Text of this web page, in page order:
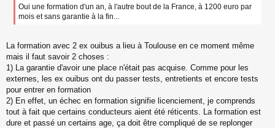
Oui une formation d'un an, à l'autre bout de la France, à 1200 euro par
mois et sans garantie à la fin...
La formation avec 2 ex ouibus a lieu à Toulouse en ce moment même
mais il faut savoir 2 choses :
1) La garantie d'avoir une place n'était pas acquise. Comme pour les
externes, les ex ouibus ont du passer tests, entretients et encore tests
pour entrer en formation
2) En effet, un échec en formation signifie licenciement, je comprends
tout à fait que certains conducteurs aient été réticents. La formation est
dure et passé un certains age, ça doit être compliqué de se replonger